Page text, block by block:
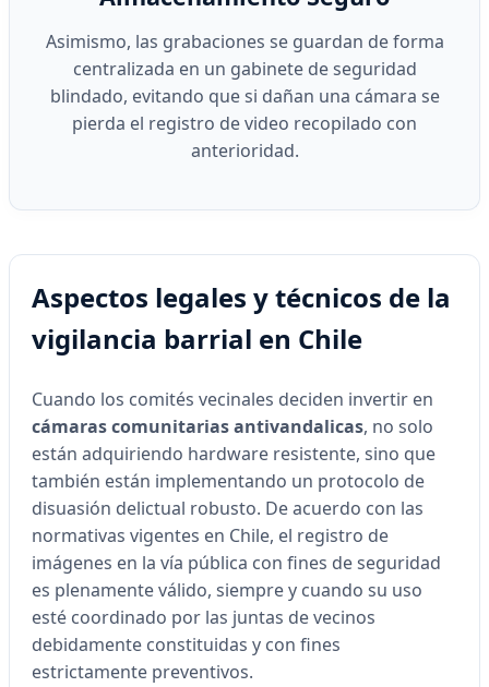
Asimismo, las grabaciones se guardan de forma
centralizada en un gabinete de seguridad
blindado, evitando que si dañan una cámara se
pierda el registro de video recopilado con
anterioridad.
Aspectos legales y técnicos de la
vigilancia barrial en Chile
Cuando los comités vecinales deciden invertir en
cámaras comunitarias antivandalicas, no solo
están adquiriendo hardware resistente, sino que
también están implementando un protocolo de
disuasión delictual robusto. De acuerdo con las
normativas vigentes en Chile, el registro de
imágenes en la vía pública con fines de seguridad
es plenamente válido, siempre y cuando su uso
esté coordinado por las juntas de vecinos
debidamente constituidas y con fines
estrictamente preventivos.